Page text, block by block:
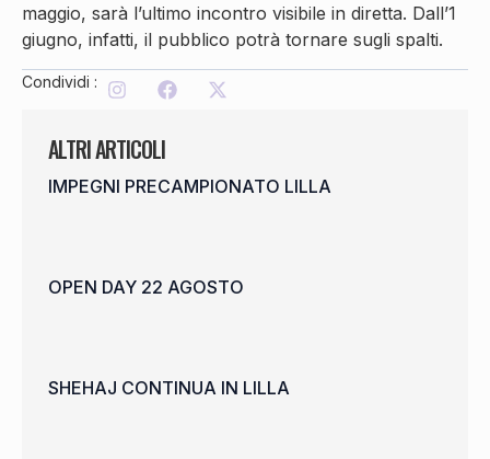
ALTRI ARTICOLI
IMPEGNI PRECAMPIONATO LILLA
OPEN DAY 22 AGOSTO
SHEHAJ CONTINUA IN LILLA
maggio, sarà l’ultimo incontro visibile in diretta. Dall’1
giugno, infatti, il pubblico potrà tornare sugli spalti.
Condividi :